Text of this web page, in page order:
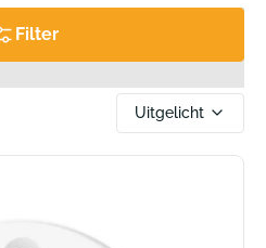
Filter
Sorteer
Uitgelicht